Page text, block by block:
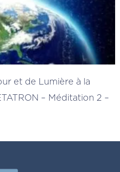
et de Lumière à la
– Méditation 2 –